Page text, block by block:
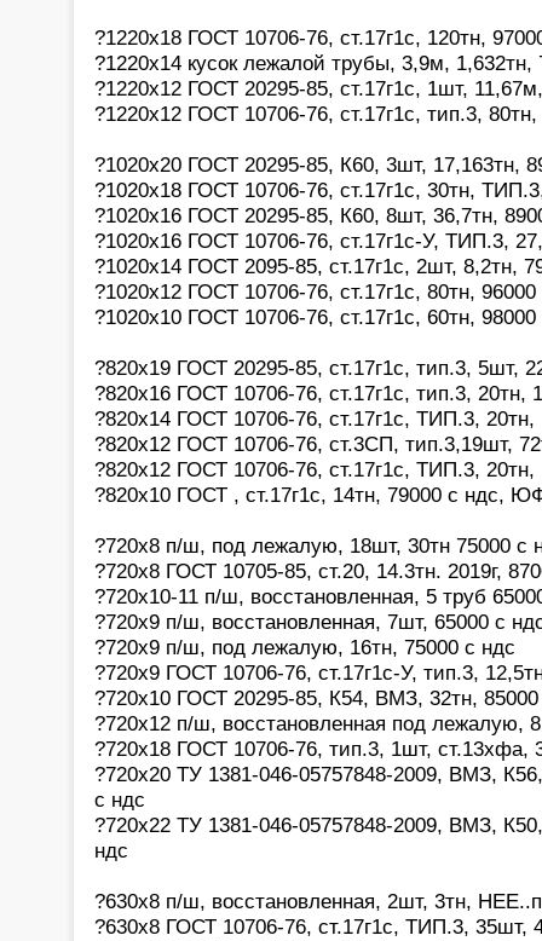
?1220х18 ГОСТ 10706-76, ст.17г1с, 120тн,
?1220х14 кусок лежалой трубы, 3,9м, 1,632тн,
?1220х12 ГОСТ 20295-85, ст.17г1с, 1шт,
?1220х12 ГОСТ 10706-76, ст.17г1с, тип.3,
?1020х20 ГОСТ 20295-85, К60, 3шт, 17,163тн,
?1020х18 ГОСТ 10706-76, ст.17г1с, 30тн,
?1020х16 ГОСТ 20295-85, К60, 8шт, 36,7тн,
?1020х16 ГОСТ 10706-76, ст.17г1с-У, ТИП.3,
?1020х14 ГОСТ 2095-85, ст.17г1с, 2шт, 8,2тн,
?1020х12 ГОСТ 10706-76, ст.17г1с, 80тн,
?1020х10 ГОСТ 10706-76, ст.17г1с, 60тн,
?820x19 ГОСТ 20295-85, ст.17г1с, тип.3, 5шт,
?820х16 ГОСТ 10706-76, ст.17г1с, тип.3, 20тн,
?820х14 ГОСТ 10706-76, ст.17г1с, ТИП.3, 20тн,
?820х12 ГОСТ 10706-76, ст.3СП, тип.3,19шт,
?820х12 ГОСТ 10706-76, ст.17г1с, ТИП.3, 20тн,
?820х10 ГОСТ , ст.17г1с, 14тн, 79000 с ндс,
?720х8 п/ш, под лежалую, 18шт, 30тн 75000 с
?720х8 ГОСТ 10705-85, ст.20, 14.3тн. 2019г,
?720х10-11 п/ш, восстановленная, 5 труб
?720х9 п/ш, восстановленная, 7шт, 65000 с
?720х9 п/ш, под лежалую, 16тн, 75000 с ндс
?720х9 ГОСТ 10706-76, ст.17г1с-У, тип.3,
?720х10 ГОСТ 20295-85, К54, ВМЗ, 32тн,
?720х12 п/ш, восстановленная под лежалую,
?720х18 ГОСТ 10706-76, тип.3, 1шт, ст.13хфа,
?720х20 ТУ 1381-046-05757848-2009, ВМЗ,
с ндс
?720х22 ТУ 1381-046-05757848-2009, ВМЗ,
ндс
?630х8 п/ш, восстановленная, 2шт, 3тн,
?630х8 ГОСТ 10706-76, ст.17г1с, ТИП.3, 35шт,